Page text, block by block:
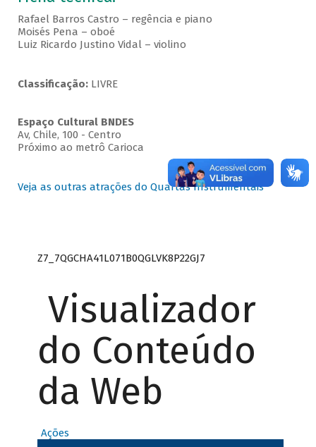
Rafael Barros Castro – regência e piano
Moisés Pena – oboé
Luiz Ricardo Justino Vidal – violino
Classificação:LIVRE
Espaço Cultural BNDES
Av, Chile, 100 - Centro
Próximo ao metrô Carioca
Veja as outras atrações do Quartas Instrumentais
Z7_7QGCHA41L071B0QGLVK8P22GJ7
Visualizador
do Conteúdo
da Web
Ações